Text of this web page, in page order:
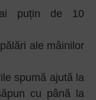
puțin de 10
ale mâinilor
spumă ajută la
cu până la